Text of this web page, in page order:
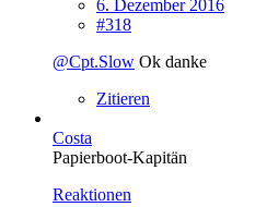
6. Dezember 2016
#318
@Cpt.Slow Ok danke
Zitieren
Costa
Papierboot-Kapitän
Reaktionen